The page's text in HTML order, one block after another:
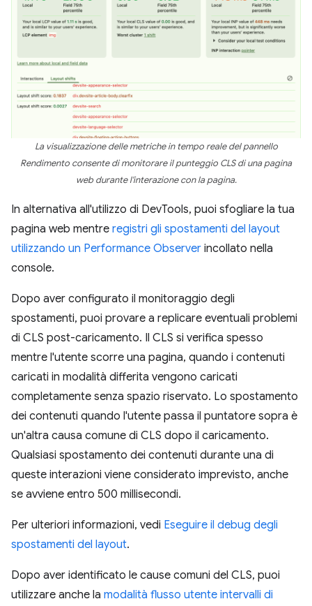
La visualizzazione delle metriche in tempo reale del pannello
Rendimento consente di monitorare il punteggio CLS di una pagina
web durante l'interazione con la pagina.
In alternativa all'utilizzo di DevTools, puoi sfogliare la tua
pagina web mentre registri gli spostamenti del layout
utilizzando un Performance Observer incollato nella
console.
Dopo aver configurato il monitoraggio degli
spostamenti, puoi provare a replicare eventuali problemi
di CLS post-caricamento. Il CLS si verifica spesso
mentre l'utente scorre una pagina, quando i contenuti
caricati in modalità differita vengono caricati
completamente senza spazio riservato. Lo spostamento
dei contenuti quando l'utente passa il puntatore sopra è
un'altra causa comune di CLS dopo il caricamento.
Qualsiasi spostamento dei contenuti durante una di
queste interazioni viene considerato imprevisto, anche
se avviene entro 500 millisecondi.
Per ulteriori informazioni, vedi Eseguire il debug degli
spostamenti del layout.
Dopo aver identificato le cause comuni del CLS, puoi
utilizzare anche la modalità flusso utente intervalli di